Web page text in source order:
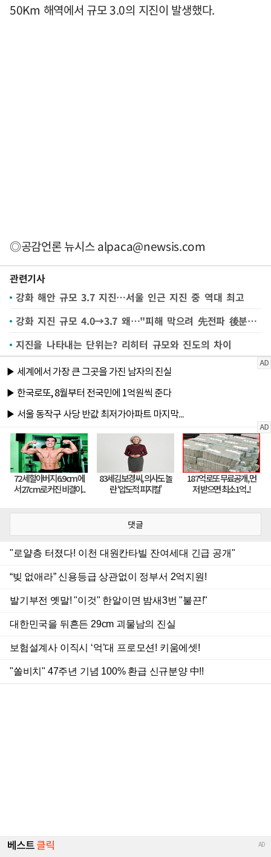
50Km 해역에서 규모 3.0의 지진이 발생했다.
◎공감언론 뉴시스alpaca@newsis.com
관련기사
강화 해안 규모 3.7 지진…서울 인근 지진 중 역대 최고
강화 지진 규모 4.0→3.7 왜…"피해 막으려 先전파 後분석"
지진을 나타내는 단위는? 리히터 규모와 진도의 차이
댓글